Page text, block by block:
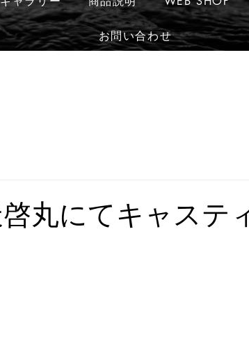
お問い合わせ
丸にてキャステ